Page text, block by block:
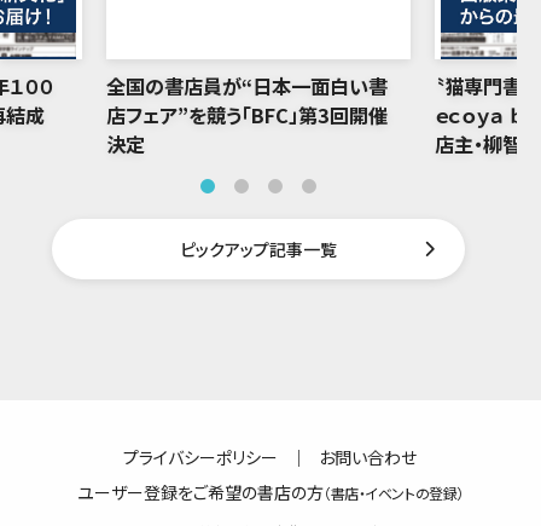
００
結成
全国の書店員が“日本一面白い書
店フェア”を競う「BFC」第3回開催
決定
〝猫専門書
ｅｃｏｙａ ｂ
店主・柳智
ピックアップ記事一覧
プライバシーポリシー ｜
お問い合わせ
ユーザー登録をご希望の書店の方（書店・イベントの登録）